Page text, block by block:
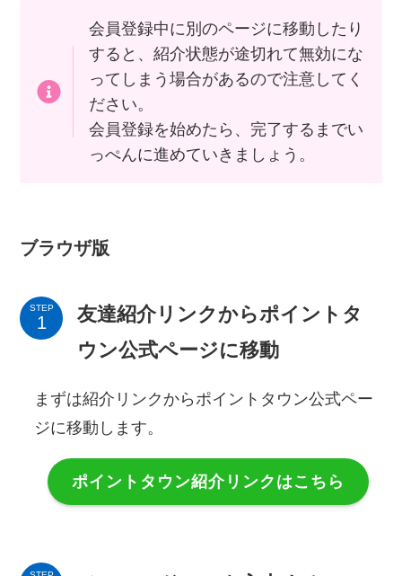
会員登録中に別のページに移動したり
すると、紹介状態が途切れて無効にな
ってしまう場合があるので注意してく
ださい。
会員登録を始めたら、完了するまでい
っぺんに進めていきましょう。
ブラウザ版
STEP
友達紹介リンクからポイントタ
ウン公式ページに移動
まずは紹介リンクからポイントタウン公式ペー
ジに移動します。
ポイントタウン紹介リンクはこちら